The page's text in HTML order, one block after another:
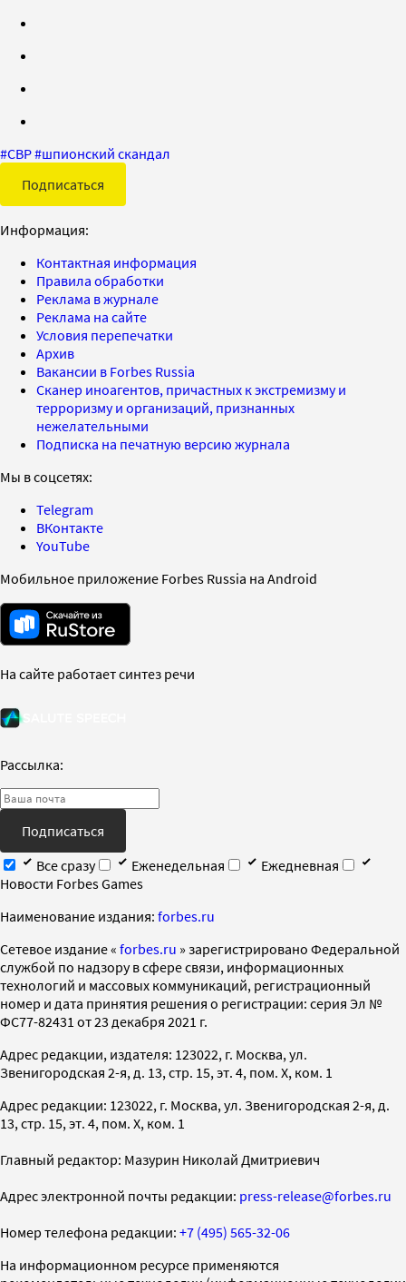
#СВР#шпионский скандал
Подписаться
Информация:
Контактная информация
Правила обработки
Реклама в журнале
Реклама на сайте
Условия перепечатки
Архив
Вакансии в Forbes Russia
Сканер иноагентов, причастных к экстремизму и
терроризму и организаций, признанных
нежелательными
Подписка на печатную версию журнала
Мы в соцсетях:
Telegram
ВКонтакте
YouTube
Мобильное приложение Forbes Russia на Android
На сайте работает синтез речи
Рассылка:
Подписаться
Все сразу
Еженедельная
Ежедневная
Новости Forbes Games
Наименование издания: forbes.ru
Cетевое издание « forbes.ru » зарегистрировано Федеральной
службой по надзору в сфере связи, информационных
технологий и массовых коммуникаций, регистрационный
номер и дата принятия решения о регистрации: серия Эл №
ФС77-82431 от 23 декабря 2021 г.
Адрес редакции, издателя: 123022, г. Москва, ул.
Звенигородская 2-я, д. 13, стр. 15, эт. 4, пом. X, ком. 1
Адрес редакции: 123022, г. Москва, ул. Звенигородская 2-я, д.
13, стр. 15, эт. 4, пом. X, ком. 1
Главный редактор: Мазурин Николай Дмитриевич
Адрес электронной почты редакции: press-release@forbes.ru
Номер телефона редакции: +7 (495) 565-32-06
На информационном ресурсе применяются